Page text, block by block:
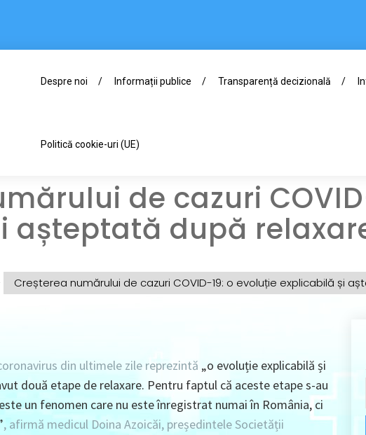
Despre noi Informații publice Transparență decizională
Politică cookie-uri (UE)
de cazuri
așteptată după
Creșterea numărului de cazuri COVID-19: o evoluție explicabilă și
din ultimele zile reprezintă „o evoluție explicabilă și
două etape de relaxare. Pentru faptul că aceste etape s-au
un fenomen care nu este înregistrat numai în România, ci
, afirmă medicul Doina Azoicăi, președintele Societății